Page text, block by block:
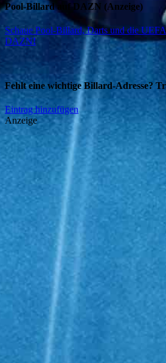
Pool-Billard auf DAZN (Anzeige)
Schaue Pool-Billard, Darts und die
DAZN!
Fehlt eine wichtige Billard-Adresse?
Eintrag hinzufügen
Anzeige